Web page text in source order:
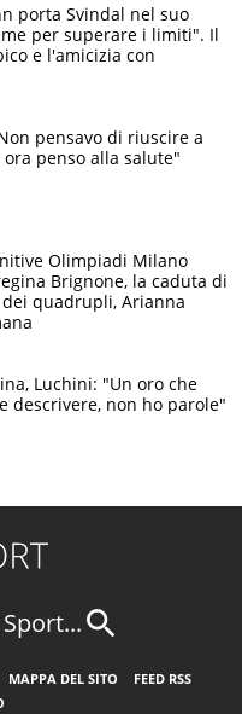
porta Svindal nel suo
per superare i limiti". Il
e l'amicizia con
pensavo di riuscire a
penso alla salute"
Olimpiadi Milano
Brignone, la caduta di
quadrupli, Arianna
Luchini: "Un oro che
descrivere, non ho parole"
MAPPA DEL SITO
FEED RSS